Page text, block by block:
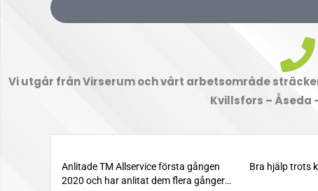
Vi utgår från Virserum och vårt arbetsområde
Kvillsfors – Åseda